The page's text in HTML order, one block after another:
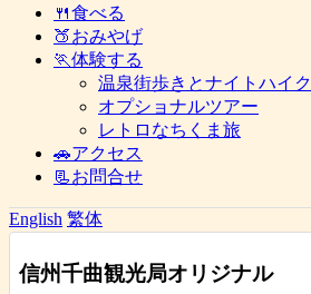
🍴食べる
🍑おみやげ
🏃体験する
温泉街歩きとナイトハイク
オプショナルツアー
レトロなちくま旅
🚗アクセス
📃お問合せ
English 繁体
信州千曲観光局オリジナル